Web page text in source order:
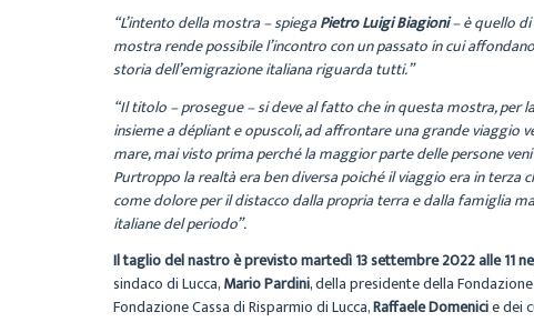
“L’intento della mostra – spiegaPietro Luigi Biagioni– è quello di
mostra rende possibile l’incontro con un passato in cui
storia dell’emigrazione italiana riguarda tutti.”
“Il titolo – prosegue – si deve al fatto che in questa mostra,
insieme a dépliant e opuscoli, ad affrontare una grande viaggio
mare, mai visto prima perché la maggior parte delle persone
Purtroppo la realtà era ben diversa poiché il viaggio era in terza
come dolore per il distacco dalla propria terra e dalla famiglia
italiane del periodo”.
Il taglio del nastro è previsto martedì 13 settembre 2022 alle 11
sindaco di Lucca,Mario Pardini, della presidente della
Fondazione Cassa di Risparmio di Lucca,Raffaele Domenicie dei